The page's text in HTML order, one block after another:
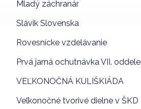
Mladý záchranár
Slávik Slovenska
Rovesnícke vzdelávanie
Prvá jarná ochutnávka VII.
VEĽKONOČNÁ KULIŠKIÁDA
Veľkonočné tvorivé dielne v ŠKD